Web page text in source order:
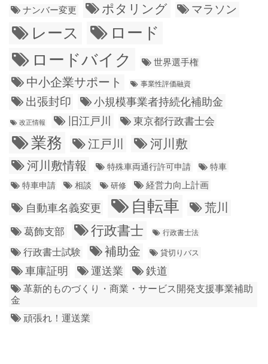
ナンバー変更 ポタリング マラソン
レース
ロード
ロードバイク
世界選手権
中小企業サポート 事業性評価融資
出張封印 小規模事業者持続化補助金
改正情報 旧江戸川 東京都行政書士会
業務 江戸川
河川敷
河川敷情報
特殊車両通行許可申請
特車
特車申請
相談 研修 経営力向上計画
自動車名義変更 自転車 荒川
葛飾支部 行政書士 行政書士法
行政書士試験 補助金 貸切りバス
車庫証明 運送業 鉄道
革新的ものづくり・商業・サービス開発支援事業補助
金
頑張れ！運送業